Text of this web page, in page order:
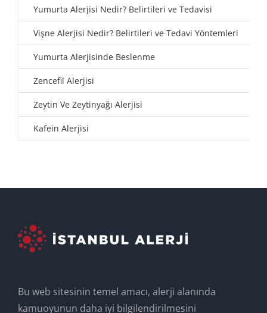
Yumurta Alerjisi Nedir? Belirtileri ve Tedavisi
Vişne Alerjisi Nedir? Belirtileri ve Tedavi Yöntemleri
Yumurta Alerjisinde Beslenme
Zencefil Alerjisi
Zeytin Ve Zeytinyağı Alerjisi
Kafein Alerjisi
Bu web sitesinin temel amacı, alerji alanında
kamuoyunun daha iyi bilgilendirilmesini